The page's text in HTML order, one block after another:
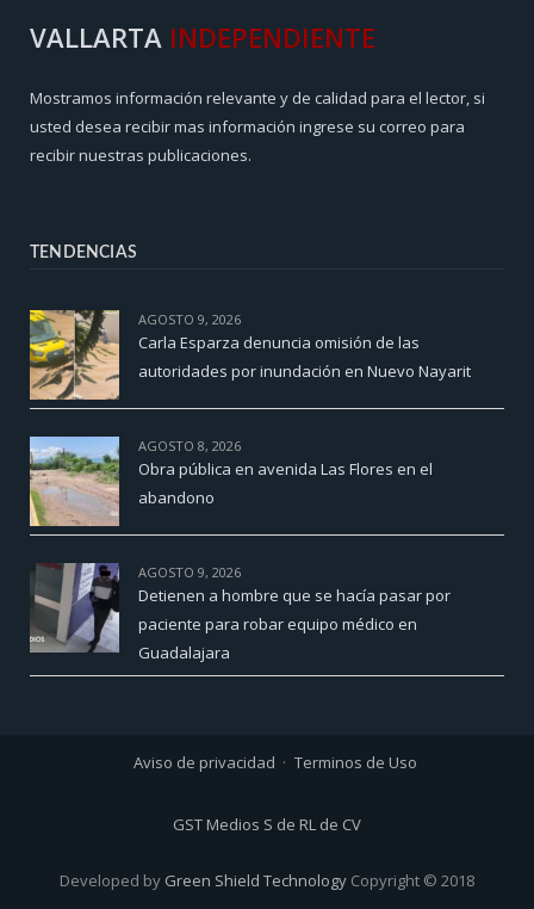
VALLARTA INDEPENDIENTE
Mostramos información relevante y de calidad para el lector, si
usted desea recibir mas información ingrese su correo para
recibir nuestras publicaciones.
TENDENCIAS
AGOSTO 9, 2026
Carla Esparza denuncia omisión de las
autoridades por inundación en Nuevo Nayarit
AGOSTO 8, 2026
Obra pública en avenida Las Flores en el
abandono
AGOSTO 9, 2026
Detienen a hombre que se hacía pasar por
paciente para robar equipo médico en
Guadalajara
Aviso de privacidad Terminos de Uso
GST Medios S de RL de CV
Developed by Green Shield Technology Copyright © 2018